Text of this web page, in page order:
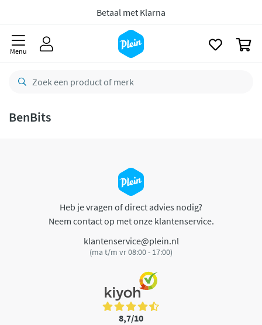
Betaal met Klarna
Menu
BenBits
Heb je vragen of direct advies nodig?
Neem contact op met onze klantenservice.
klantenservice@plein.nl
(ma t/m vr 08:00 - 17:00)
8,7/10